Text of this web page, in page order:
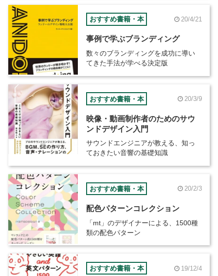
おすすめ書籍・本 20/4/21
事例で学ぶブランディング
数々のブランディングを成功に導い
てきた手法が学べる決定版
おすすめ書籍・本 20/3/9
映像・動画制作者のためのサウ
ンドデザイン入門
サウンドエンジニアが教える、知っ
ておきたい音響の基礎知識
おすすめ書籍・本 20/2/3
配色パターンコレクション
「mt」のデザイナーによる、1500種
類の配色パターン
おすすめ書籍・本 19/12/4